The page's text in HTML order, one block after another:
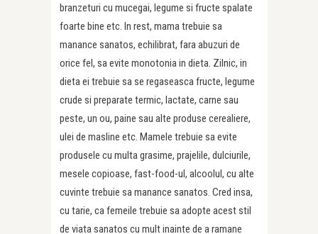
branzeturi cu mucegai, legume si fructe spalate
foarte bine etc. In rest, mama trebuie sa
manance sanatos, echilibrat, fara abuzuri de
orice fel, sa evite monotonia in dieta. Zilnic, in
dieta ei trebuie sa se regaseasca fructe, legume
crude si preparate termic, lactate, carne sau
peste, un ou, paine sau alte produse cerealiere,
ulei de masline etc. Mamele trebuie sa evite
produsele cu multa grasime, prajelile, dulciurile,
mesele copioase, fast-food-ul, alcoolul, cu alte
cuvinte trebuie sa manance sanatos. Cred insa,
cu tarie, ca femeile trebuie sa adopte acest stil
de viata sanatos cu mult inainte de a ramane